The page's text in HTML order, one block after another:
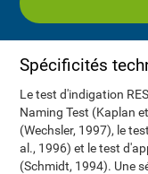
Spécificités
Le test d'indigation
Naming Test (Kaplan
(Wechsler, 1997), le
al., 1996) et le test
(Schmidt, 1994). Une